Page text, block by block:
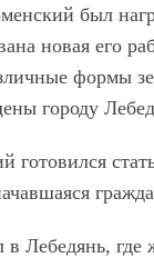
был
новая его
формы
городу
в Лебедянь,